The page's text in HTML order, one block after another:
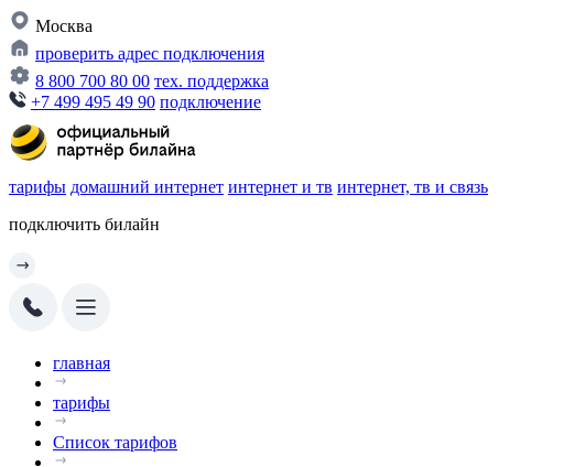
Москва
проверить адрес подключения
8 800 700 80 00 тех. поддержка
+7 499 495 49 90 подключение
тарифы домашний интернет интернет и тв интернет, тв и связь
подключить билайн
главная
тарифы
Список тарифов